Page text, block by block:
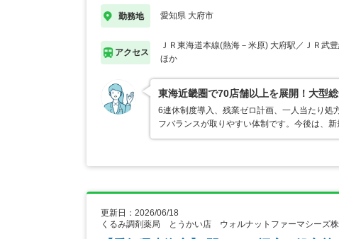
勤務地 愛知県 大府市
アクセス
ＪＲ東海道本線(熱海－米原) 大府駅／ＪＲ武
ほか
東海近畿圏で70店舗以上を展開！大型
6連休制度導入、残業ゼロ計画、一人当たり
フバランスが取りやすい体制です。今後は、
更新日：2026/06/18
くるみ調剤薬局 とうかい店 ウォルナットファーマシーズ株